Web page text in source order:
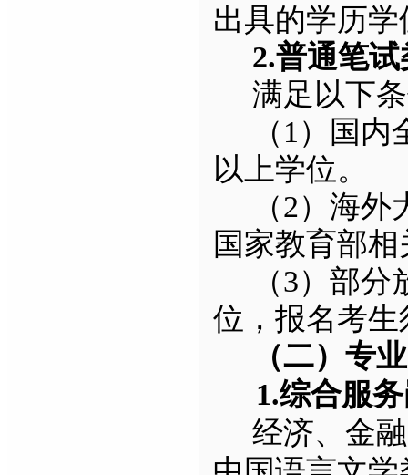
出具的学历
2.普通笔试
满足以下
（1）国
以上学位。
（2）海
国家教育部
（3）部
位，报名考
（二）专业
1.综合服
经济、金